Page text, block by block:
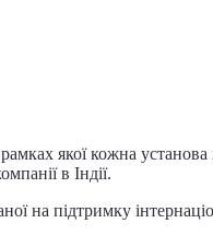
якої кожна
в Індії.
на підтримку